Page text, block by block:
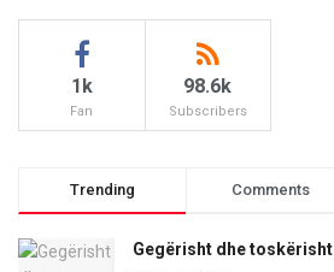
1k
Fan
98.6k
Subscribers
Trending Comments
Gegërisht dhe toskërisht